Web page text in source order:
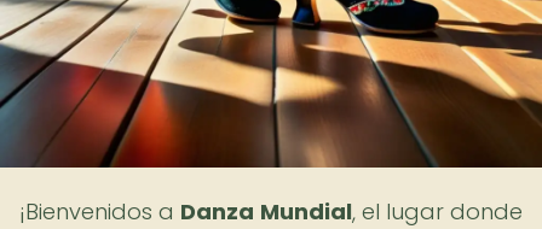
¡Bienvenidos a Danza Mundial, el lugar donde